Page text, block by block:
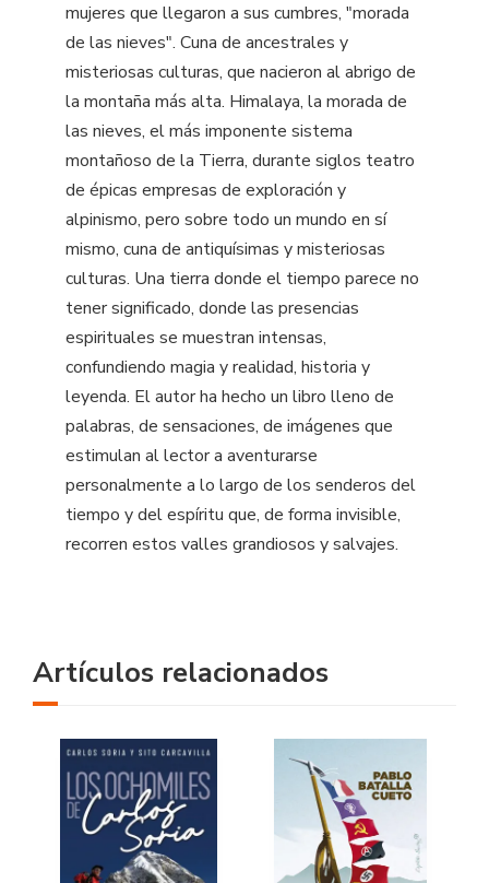
mujeres que llegaron a sus cumbres, "morada
de las nieves". Cuna de ancestrales y
misteriosas culturas, que nacieron al abrigo de
la montaña más alta. Himalaya, la morada de
las nieves, el más imponente sistema
montañoso de la Tierra, durante siglos teatro
de épicas empresas de exploración y
alpinismo, pero sobre todo un mundo en sí
mismo, cuna de antiquísimas y misteriosas
culturas. Una tierra donde el tiempo parece no
tener significado, donde las presencias
espirituales se muestran intensas,
confundiendo magia y realidad, historia y
leyenda. El autor ha hecho un libro lleno de
palabras, de sensaciones, de imágenes que
estimulan al lector a aventurarse
personalmente a lo largo de los senderos del
tiempo y del espíritu que, de forma invisible,
recorren estos valles grandiosos y salvajes.
Artículos relacionados